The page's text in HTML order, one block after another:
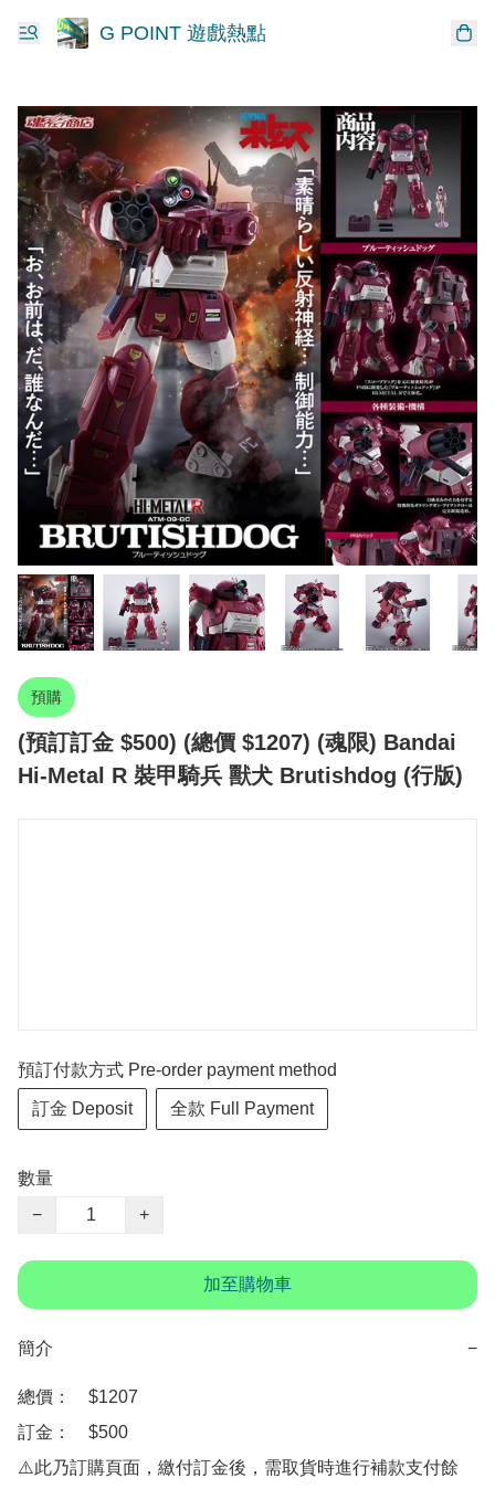
G POINT 遊戲熱點
預購
(預訂訂金 $500) (總價 $1207) (魂限) Bandai
Hi-Metal R 裝甲騎兵 獸犬 Brutishdog (行版)
預訂付款方式 Pre-order payment method
訂金 Deposit 全款 Full Payment
數量
−
+
加至購物車
簡介 −
總價：　$1207
訂金：　$500
⚠️此乃訂購頁面，繳付訂金後，需取貨時進行補款支付餘